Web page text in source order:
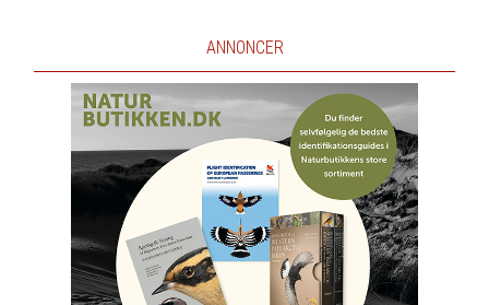
ANNONCER